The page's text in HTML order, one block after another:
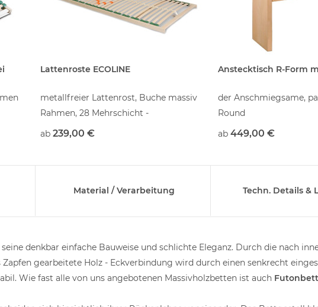
-
in
Lattenroste ECOLINE
metallfreier Lattenrost, Buche massiv
Rahmen, 28 Mehrschicht -
Federholzleisten,
ab 239,00 €
Anstecktisch R-Form
der Anschmiegsame,
Round
ab 449,00 €
Material / Verarbeitung Techn. Details &
denkbar einfache Bauweise und schlichte Eleganz. Durch die nach
gearbeitete Holz - Eckverbindung wird durch einen senkrecht
Wie fast alle von uns angebotenen Massivholzbetten ist auch Futonbett